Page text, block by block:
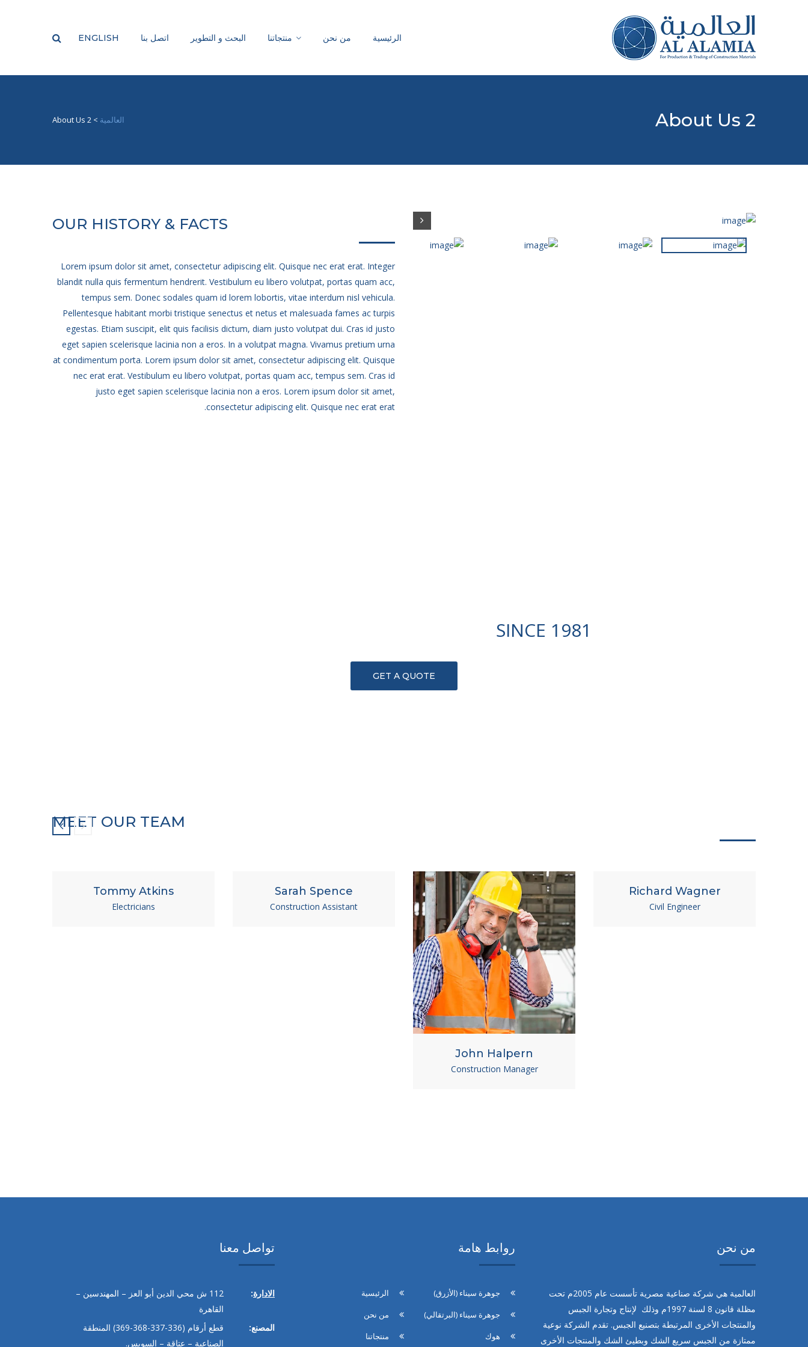
الرئيسية من نحن منتجاتنا البحث و التطوير اتصل بنا ENGLISH
About Us 2 العالمية >
About Us 2
OUR HISTORY & FACTS
Lorem ipsum dolor sit amet, consectetur adipiscing elit. Quisque nec erat erat. Integer
blandit nulla quis fermentum hendrerit. Vestibulum eu libero volutpat, portas quam acc,
tempus sem. Donec sodales quam id lorem lobortis, vitae interdum nisl vehicula.
Pellentesque habitant morbi tristique senectus et netus et malesuada fames ac turpis
egestas. Etiam suscipit, elit quis facilisis dictum, diam justo volutpat dui. Cras id justo
eget sapien scelerisque lacinia non a eros. In a volutpat magna. Vivamus pretium urna
at condimentum porta. Lorem ipsum dolor sit amet, consectetur adipiscing elit. Quisque
nec erat erat. Vestibulum eu libero volutpat, portas quam acc, tempus sem. Cras id
justo eget sapien scelerisque lacinia non a eros. Lorem ipsum dolor sit amet,
consectetur adipiscing elit. Quisque nec erat erat.
SINCE 1981
GET A QUOTE
MEET OUR TEAM
Tommy Atkins
Electricians
Sarah Spence
Construction Assistant
John Halpern
Construction Manager
Richard Wagner
Civil Engineer
من نحن
العالمية هي شركة صناعية مصرية تأسست عام 2005م تحت
مظلة قانون 8 لسنة 1997م وذلك لإنتاج وتجارة الجبس
والمنتجات الأخرى المرتبطة بتصنيع الجبس. تقدم الشركة نوعية
ممتازة من الجبس سريع الشك وبطيئ الشك والمنتجات الأخرى
روابط هامة
الرئيسية
جوهرة سيناء (الأزرق)
من نحن
جوهرة سيناء (البرتقالي)
منتجاتنا
هوك
تواصل معنا
الادارة:
112 ش محي الدين أبو العز – المهندسين –
القاهرة
المصنع:
قطع أرقام (336-337-368-369)
المنطقة
الصناعية – عتاقة – السويس.